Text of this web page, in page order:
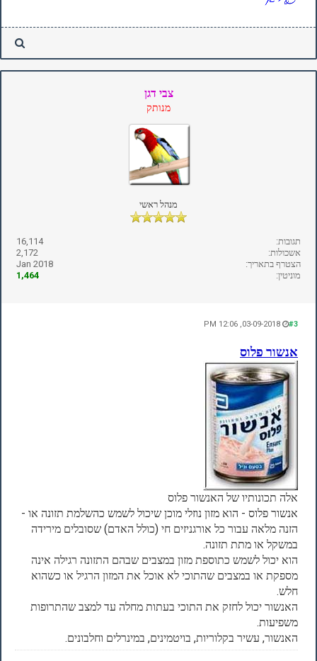
צבי דגן
מנותק
מנהל ראשי
תגובות:
16,114
אשכולות:
2,172
הצטרף בתאריך:
Jan 2018
מוניטין:
1,464
#3
אנשור פלוס
אלה תכונותיו של האנשור פלוס
אנשור פלוס - הוא מזון נוזלי מוכן שיכול לשמש כהשלמת תזונה או -
הזנה מלאה עבור כל אורגניזים חי (כולל האדם) שסובלים מירידה
במשקל או מתת תזונה.
הוא יכול לשמש כתוספת מזון במצבים שבהם התזונה רגילה אינה
מספקת או במצבים שהתוכי לא אוכל את המזון הרגיל או כשהוא
חלש.
האנשור יכול לחזק את התוכי בעתות מחלה עד למצב שהתרופות
משפיעות.
האנשור, עשיר בקלוריות, בויטמינים, במינרלים וחלבונים.